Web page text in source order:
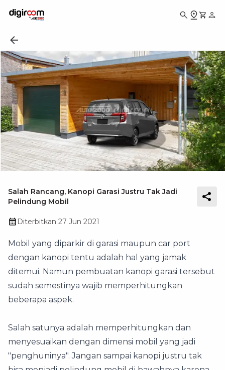
Salah Rancang, Kanopi Garasi Justru Tak Jadi
Pelindung Mobil
Diterbitkan 27 Jun 2021
Mobil yang diparkir di garasi maupun car port
dengan kanopi tentu adalah hal yang jamak
ditemui. Namun pembuatan kanopi garasi tersebut
sudah semestinya wajib memperhitungkan
beberapa aspek.
Salah satunya adalah memperhitungkan dan
menyesuaikan dengan dimensi mobil yang jadi
"penghuninya". Jangan sampai kanopi justru tak